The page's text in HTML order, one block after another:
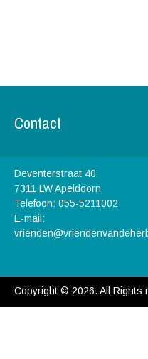
Contact
Deventerstraat 40
7311 LW Apeldoorn
Telefoon: 055-5211002
E-mail:
Copyright © 2026. All Rights